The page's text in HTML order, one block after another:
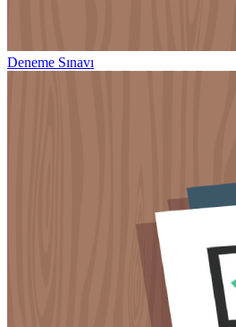
Deneme Sınavı